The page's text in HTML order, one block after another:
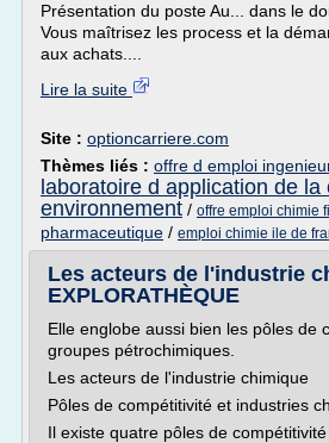
Présentation du poste Au... dans le
Vous maîtrisez les process et la
aux achats....
Lire la suite
Site : optioncarriere.com
Thèmes liés : offre d emploi
laboratoire d application de la
environnement / offre emploi chimie
pharmaceutique / emploi chimie ile de
Les acteurs de l'industrie
EXPLORATHÈQUE
Elle englobe aussi bien les pôles de
groupes pétrochimiques.
Les acteurs de l'industrie chimique
Pôles de compétitivité et industries
Il existe quatre pôles de